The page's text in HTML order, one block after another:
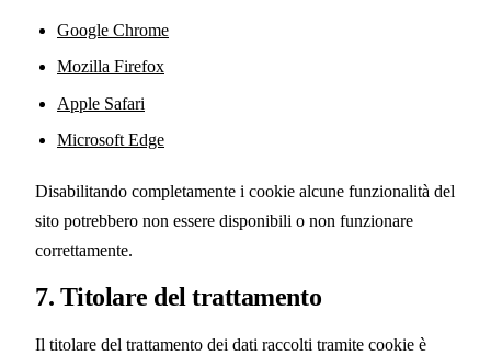
Google Chrome
Mozilla Firefox
Apple Safari
Microsoft Edge
Disabilitando completamente i cookie alcune funzionalità del
sito potrebbero non essere disponibili o non funzionare
correttamente.
7. Titolare del trattamento
Il titolare del trattamento dei dati raccolti tramite cookie è